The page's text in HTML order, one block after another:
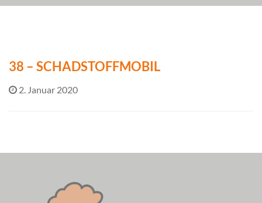
38 – SCHADSTOFFMOBIL
2. Januar 2020